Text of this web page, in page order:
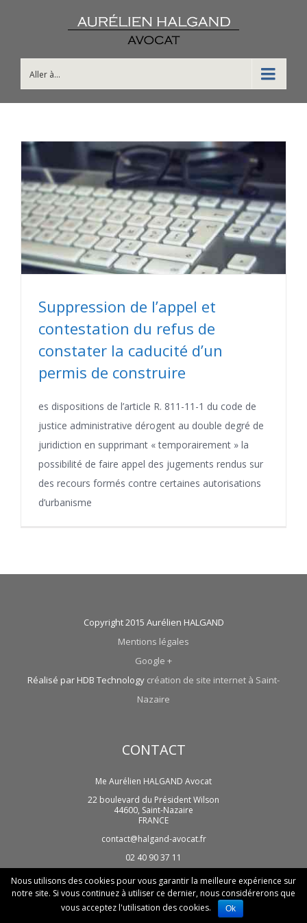
Aller à...
Suppression de l’appel et
contestation du refus de
constater la caducité d’un
permis de construire
es dispositions de l’article R. 811-11-1 du code de
justice administrative dérogent au double degré de
juridiction en supprimant « temporairement » la
possibilité de faire appel des jugements rendus sur
des recours formés contre certaines autorisations
d’urbanisme
Copyright 2015 Aurélien HALGAND
Mentions légales
Google +
Réalisé par HDB Technology création de site internet à Saint-
Nazaire
CONTACT
Me Aurélien HALGAND Avocat
22 boulevard du Président Wilson
44600, Saint-Nazaire
FRANCE
contact@halgand-avocat.fr
02 40 90 37 11
Nous utilisons des cookies pour vous garantir la meilleure expérience sur
notre site. Si vous continuez à utiliser ce dernier, nous considérerons que
vous acceptez l'utilisation des cookies.
Ok